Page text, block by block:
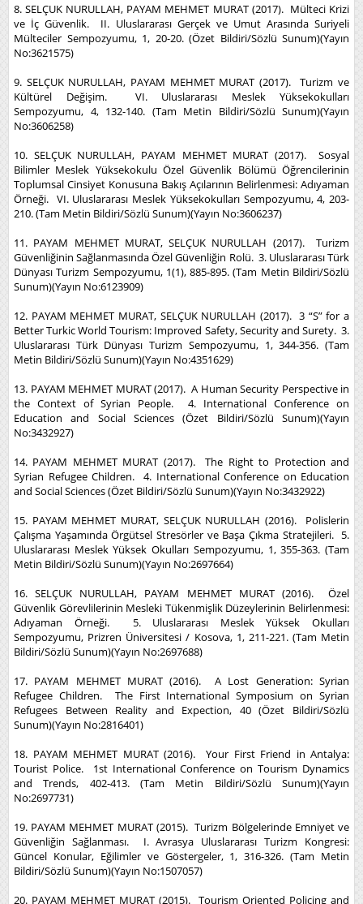
8. SELÇUK NURULLAH, PAYAM MEHMET MURAT (2017). Mülteci Krizi
ve İç Güvenlik. II. Uluslararası Gerçek ve Umut Arasında Suriyeli
Mülteciler Sempozyumu, 1, 20-20. (Özet Bildiri/Sözlü Sunum)(Yayın
No:3621575)
9. SELÇUK NURULLAH, PAYAM MEHMET MURAT (2017). Turizm ve
Kültürel Değişim. VI. Uluslararası Meslek Yüksekokulları
Sempozyumu, 4, 132-140. (Tam Metin Bildiri/Sözlü Sunum)(Yayın
No:3606258)
10. SELÇUK NURULLAH, PAYAM MEHMET MURAT (2017). Sosyal
Bilimler Meslek Yüksekokulu Özel Güvenlik Bölümü Öğrencilerinin
Toplumsal Cinsiyet Konusuna Bakış Açılarının Belirlenmesi: Adıyaman
Örneği. VI. Uluslararası Meslek Yüksekokulları Sempozyumu, 4, 203-
210. (Tam Metin Bildiri/Sözlü Sunum)(Yayın No:3606237)
11. PAYAM MEHMET MURAT, SELÇUK NURULLAH (2017). Turizm
Güvenliğinin Sağlanmasında Özel Güvenliğin Rolü. 3. Uluslararası Türk
Dünyası Turizm Sempozyumu, 1(1), 885-895. (Tam Metin Bildiri/Sözlü
Sunum)(Yayın No:6123909)
12. PAYAM MEHMET MURAT, SELÇUK NURULLAH (2017). 3 “S” for a
Better Turkic World Tourism: Improved Safety, Security and Surety. 3.
Uluslararası Türk Dünyası Turizm Sempozyumu, 1, 344-356. (Tam
Metin Bildiri/Sözlü Sunum)(Yayın No:4351629)
13. PAYAM MEHMET MURAT (2017). A Human Security Perspective in
the Context of Syrian People. 4. International Conference on
Education and Social Sciences (Özet Bildiri/Sözlü Sunum)(Yayın
No:3432927)
14. PAYAM MEHMET MURAT (2017). The Right to Protection and
Syrian Refugee Children. 4. International Conference on Education
and Social Sciences (Özet Bildiri/Sözlü Sunum)(Yayın No:3432922)
15. PAYAM MEHMET MURAT, SELÇUK NURULLAH (2016). Polislerin
Çalışma Yaşamında Örgütsel Stresörler ve Başa Çıkma Stratejileri. 5.
Uluslararası Meslek Yüksek Okulları Sempozyumu, 1, 355-363. (Tam
Metin Bildiri/Sözlü Sunum)(Yayın No:2697664)
16. SELÇUK NURULLAH, PAYAM MEHMET MURAT (2016). Özel
Güvenlik Görevlilerinin Mesleki Tükenmişlik Düzeylerinin Belirlenmesi:
Adıyaman Örneği. 5. Uluslararası Meslek Yüksek Okulları
Sempozyumu, Prizren Üniversitesi / Kosova, 1, 211-221. (Tam Metin
Bildiri/Sözlü Sunum)(Yayın No:2697688)
17. PAYAM MEHMET MURAT (2016). A Lost Generation: Syrian
Refugee Children. The First International Symposium on Syrian
Refugees Between Reality and Expection, 40 (Özet Bildiri/Sözlü
Sunum)(Yayın No:2816401)
18. PAYAM MEHMET MURAT (2016). Your First Friend in Antalya:
Tourist Police. 1st International Conference on Tourism Dynamics
and Trends, 402-413. (Tam Metin Bildiri/Sözlü Sunum)(Yayın
No:2697731)
19. PAYAM MEHMET MURAT (2015). Turizm Bölgelerinde Emniyet ve
Güvenliğin Sağlanması. I. Avrasya Uluslararası Turizm Kongresi:
Güncel Konular, Eğilimler ve Göstergeler, 1, 316-326. (Tam Metin
Bildiri/Sözlü Sunum)(Yayın No:1507057)
20. PAYAM MEHMET MURAT (2015). Tourism Oriented Policing and